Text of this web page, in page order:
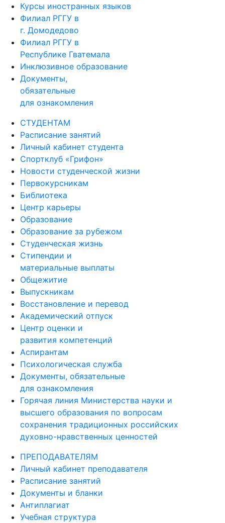
Курсы иностранных языков
Филиал РГГУ в
г. Домодедово
Филиал РГГУ в
Республике Гватемала
Инклюзивное образование
Документы,
обязательные
для ознакомления
СТУДЕНТАМ
Расписание занятий
Личный кабинет студента
Спортклуб «Грифон»
Новости студенческой жизни
Первокурсникам
Библиотека
Центр карьеры
Образование
Образование за рубежом
Студенческая жизнь
Стипендии и
материальные выплаты
Общежитие
Выпускникам
Восстановление и перевод
Академический отпуск
Центр оценки и
развития компетенций
Аспирантам
Психологическая служба
Документы, обязательные
для ознакомления
Горячая линия Министерства науки и
высшего образования по вопросам
сохранения традиционных российских
духовно-нравственных ценностей
ПРЕПОДАВАТЕЛЯМ
Личный кабинет преподавателя
Расписание занятий
Документы и бланки
Антиплагиат
Учебная структура